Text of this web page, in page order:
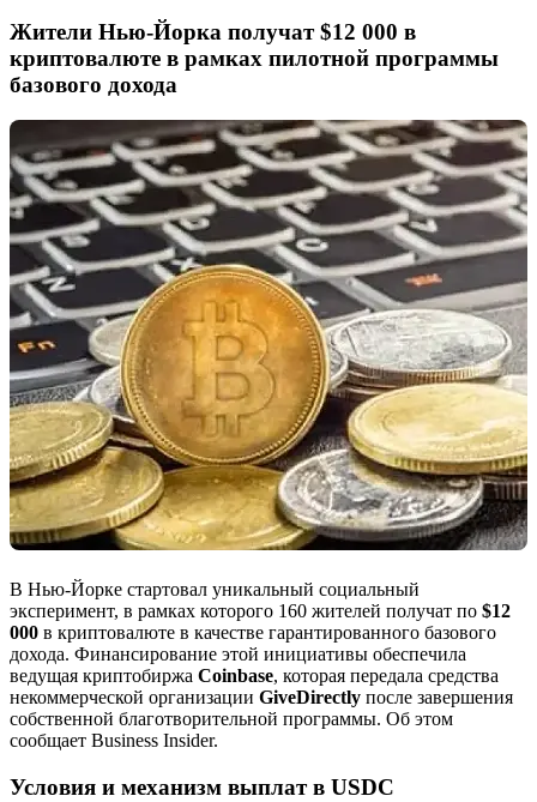
Жители Нью-Йорка получат $12 000 в
криптовалюте в рамках пилотной программы
базового дохода
В Нью-Йорке стартовал уникальный социальный
эксперимент, в рамках которого 160 жителей получат по $12
000 в криптовалюте в качестве гарантированного базового
дохода. Финансирование этой инициативы обеспечила
ведущая криптобиржа Coinbase, которая передала средства
некоммерческой организации GiveDirectly после завершения
собственной благотворительной программы. Об этом
сообщает Business Insider.
Условия и механизм выплат в USDC